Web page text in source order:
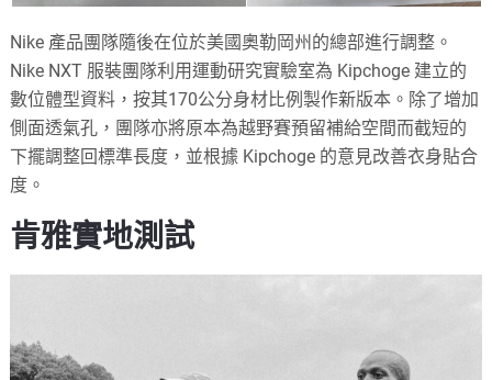
Nike 產品團隊隨後在位於美國奧勒岡州的總部進行調整。
Nike NXT 服裝團隊利用運動研究實驗室為 Kipchoge 建立的
數位體型資料，按其170公分身材比例製作新版本。除了增加
側面透氣孔，團隊亦將原本為越野賽預留補給空間而截短的
下擺調整回標準長度，並根據 Kipchoge 的意見改善衣身貼合
度。
肯雅實地測試